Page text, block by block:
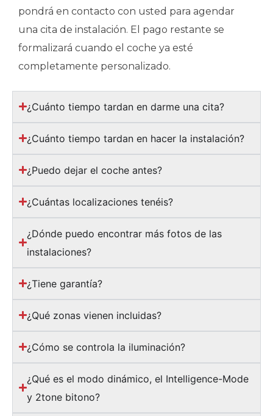
pondrá en contacto con usted para agendar
una cita de instalación. El pago restante se
formalizará cuando el coche ya esté
completamente personalizado.
¿Cuánto tiempo tardan en darme una cita?
¿Cuánto tiempo tardan en hacer la instalación?
¿Puedo dejar el coche antes?
¿Cuántas localizaciones tenéis?
¿Dónde puedo encontrar más fotos de las
instalaciones?
¿Tiene garantía?
¿Qué zonas vienen incluidas?
¿Cómo se controla la iluminación?
¿Qué es el modo dinámico, el Intelligence-Mode
y 2tone bitono?